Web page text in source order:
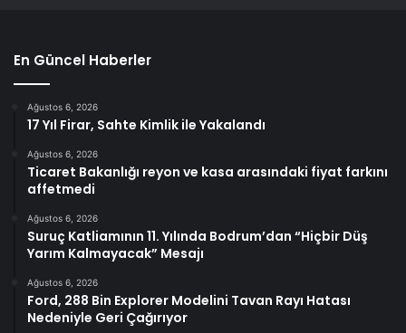
En Güncel Haberler
Ağustos 6, 2026
17 Yıl Firar, Sahte Kimlik ile Yakalandı
Ağustos 6, 2026
Ticaret Bakanlığı reyon ve kasa arasındaki fiyat farkını
affetmedi
Ağustos 6, 2026
Suruç Katliamının 11. Yılında Bodrum’dan “Hiçbir Düş
Yarım Kalmayacak” Mesajı
Ağustos 6, 2026
Ford, 288 Bin Explorer Modelini Tavan Rayı Hatası
Nedeniyle Geri Çağırıyor